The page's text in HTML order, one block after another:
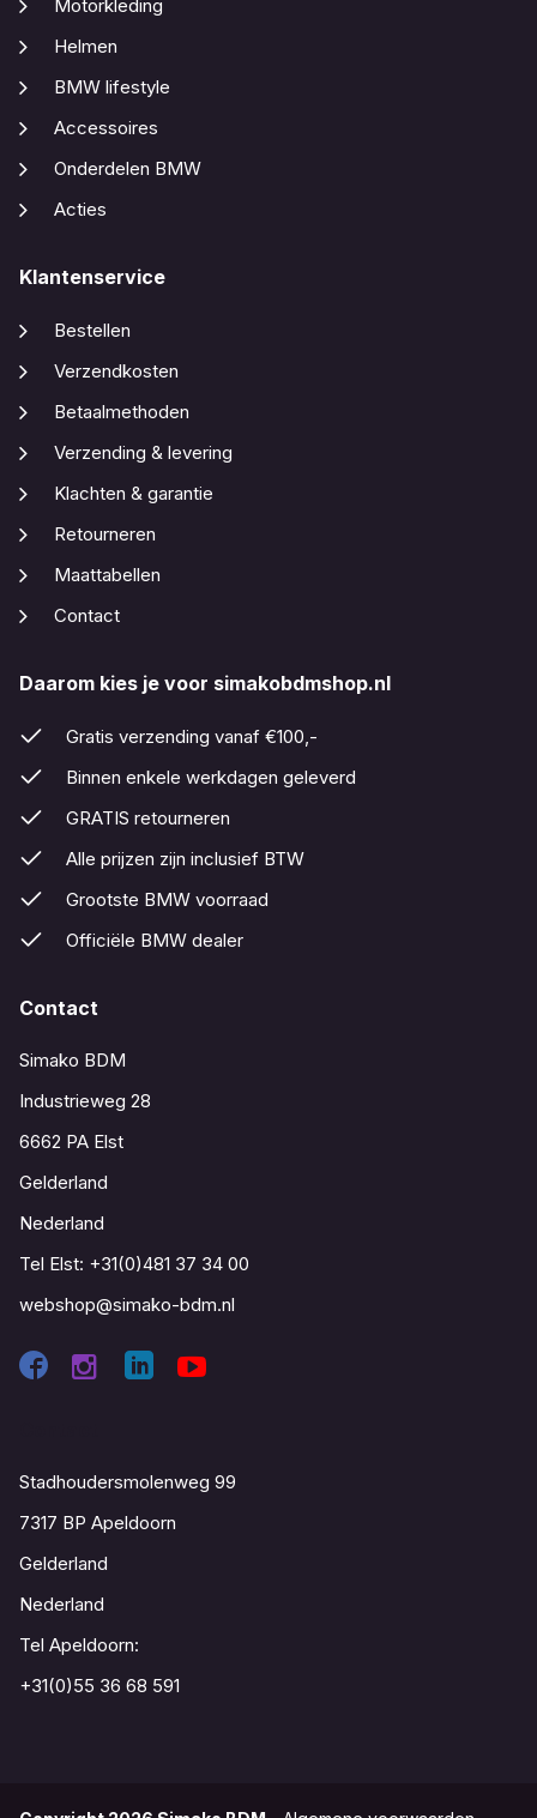
Motorkleding
Helmen
BMW lifestyle
Accessoires
Onderdelen BMW
Acties
Klantenservice
Bestellen
Verzendkosten
Betaalmethoden
Verzending & levering
Klachten & garantie
Retourneren
Maattabellen
Contact
Daarom kies je voor simakobdmshop.nl
Gratis verzending vanaf €100,-
Binnen enkele werkdagen geleverd
GRATIS retourneren
Alle prijzen zijn inclusief BTW
Grootste BMW voorraad
Officiële BMW dealer
Contact
Simako BDM
Industrieweg 28
6662 PA Elst
Gelderland
Nederland
Tel Elst: +31(0)481 37 34 00
webshop@simako-bdm.nl
Stadhoudersmolenweg 99
7317 BP Apeldoorn
Gelderland
Nederland
Tel Apeldoorn:
+31(0)55 36 68 591